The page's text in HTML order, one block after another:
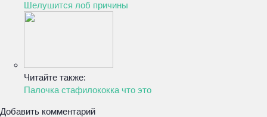
Шелушится лоб причины
Читайте также:
Палочка стафилококка что это
Добавить комментарий